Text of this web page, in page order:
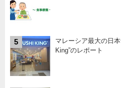
5
マレーシア最大の日
King”のレポート